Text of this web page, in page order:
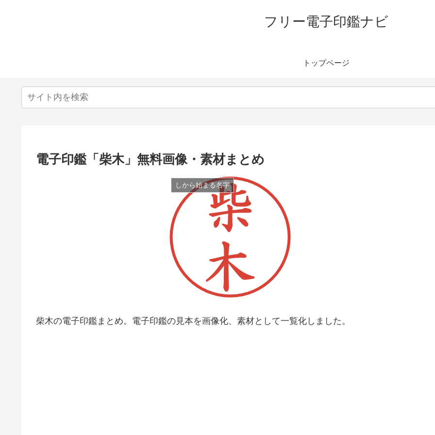
フリー電子印鑑ナビ
トップページ
電子印鑑「柴木」無料画像・素材まとめ
しから始まる名字
柴木の電子印鑑まとめ。電子印鑑の見本を画像化、素材として一覧化しました。